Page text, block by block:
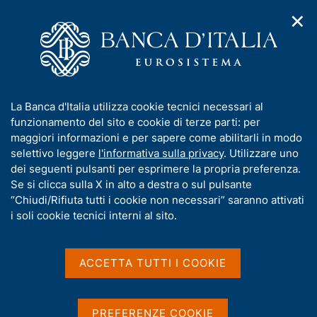
n
u
d
i
n
a
v
i
g
a
o
m
g
e
e
l
s
t
Covid-19
Banca d'Italia -
Comunicati stampa
CondividiS
t
m
Banca d'Italia - Comunicati stampa
✕
I
n
f
o
r
m
a
t
La Banca d'Italia utilizza cookie tecnici necessari al
funzionamento del sito e cookie di terze parti: per
maggiori informazioni e per sapere come abilitarli in modo
selettivo leggere l'informativa sulla privacy. Utilizzare uno
dei seguenti pulsanti per esprimere la propria preferenza.
Se si clicca sulla X in alto a destra o sul pulsante
“Chiudi/Rifiuta tutti i cookie non necessari” saranno attivati
i soli cookie tecnici interni al sito.
ACCETTA TUTTI I COOKIE
PREFERENZE COOKIE